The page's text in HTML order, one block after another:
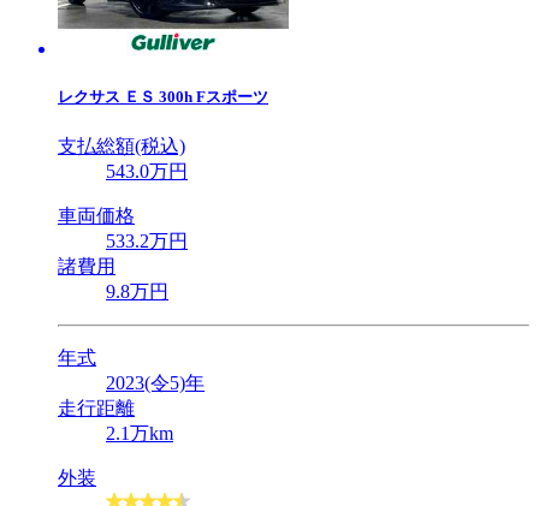
レクサス ＥＳ 300h Fスポーツ
支払総額(税込)
543.0万円
車両価格
533.2万円
諸費用
9.8万円
年式
2023(令5)年
走行距離
2.1万km
外装